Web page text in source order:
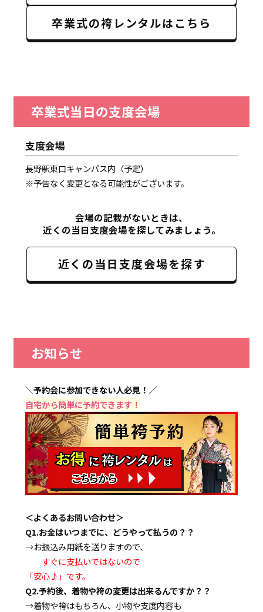
卒業式の袴レンタルはこちら
卒業式当日の支度会場
支度会場
長野駅東口キャンパス内（予定）
※予告なく変更となる可能性がございます。
会場の記載がないときは、
近くの当日支度会場を探してみましょう。
近くの当日支度会場を探す
お知らせ
＼予約会に参加できない人必見！／
自宅から簡単に予約できます！
＜よくあるお問い合わせ＞
Q1.お金はいつまでに、どうやって払うの？？
→お振込み用紙を送りますので、
すぐに支払いではないので
「安心♪」です。
Q2.予約後、着物や袴の変更は出来るんですか？？
→着物や袴はもちろん、小物や支度内容も